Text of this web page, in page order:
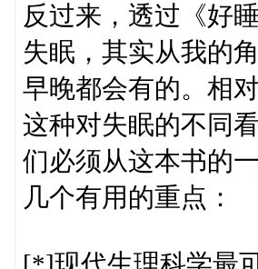
反过来，透过《好
失眠，其实从我的
早晚都会有的。相
这种对失眠的不同
们必须从这本书的
几个有用的重点：